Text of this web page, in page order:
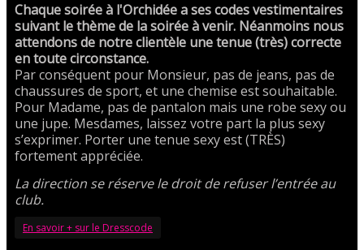
Chaque soirée à l'Orchidée a ses codes vestimentaires
suivant le thème de la soirée à venir. Néanmoins nous
attendons de notre clientèle une tenue (très) correcte
en toute circonstance.
Par conséquent pour Monsieur, pas de jeans, pas de
chaussures de sport, et une chemise est souhaitable.
Pour Madame, pas de pantalon mais une robe sexy ou
une jupe. Mesdames, laissez votre part la plus sexy
s’exprimer. Porter une tenue sexy est (TRÈS)
fortement appréciée.
La direction se réserve le droit de refuser l’entrée au
club.
En savoir + sur le Dresscode